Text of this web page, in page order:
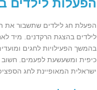
הפעלות לילדים
הפעלת חג לילדים שתשבור את
לילדים בהצגת הרקדנים. מיד
בהמשך הפעילויות לחגים
כיפית ומשעשעת לפעמים. חשוב
ישראלית המאופיינת לחג